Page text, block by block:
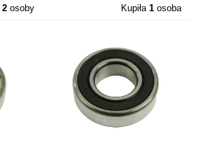
2 osoby Kupiła 1 osoba